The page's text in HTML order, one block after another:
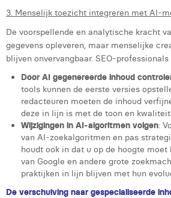
3. Menselijk toezicht integreren met AI-
De voorspellende en analytische kracht
gegevens opleveren, maar menselijke
blijven onvervangbaar. SEO-
Door AI gegenereerde inhoud
tools kunnen de eerste versies
redacteuren moeten de inhoud
deze in lijn is met de toon en
Wijzigingen in AI-algoritmen volgen:
van AI-zoekalgoritmen en pas
houdt ook in dat u op de hoogte
van Google en andere grote
praktijken in lijn blijven met hun
De verschuiving naar gespecialiseerde